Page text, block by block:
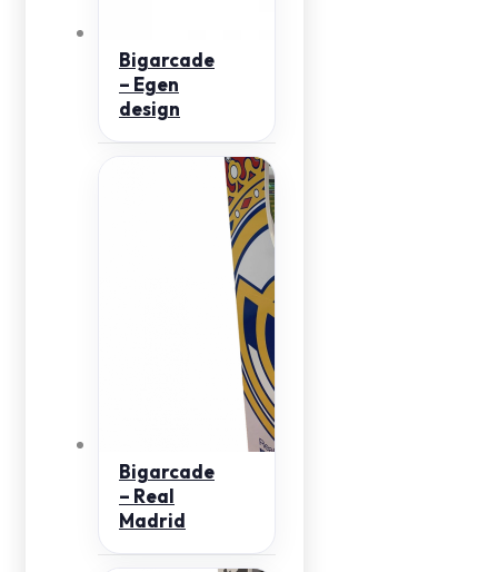
Bigarcade
– Egen
design
Bigarcade
– Real
Madrid